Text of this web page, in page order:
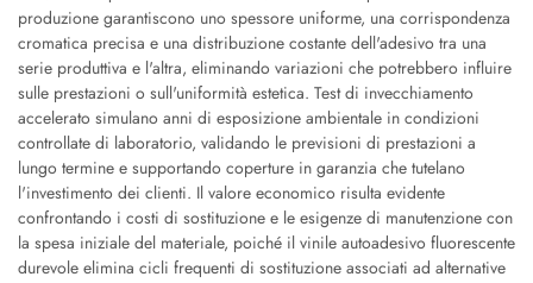
produzione garantiscono uno spessore uniforme, una corrispondenza
cromatica precisa e una distribuzione costante dell'adesivo tra una
serie produttiva e l'altra, eliminando variazioni che potrebbero influire
sulle prestazioni o sull'uniformità estetica. Test di invecchiamento
accelerato simulano anni di esposizione ambientale in condizioni
controllate di laboratorio, validando le previsioni di prestazioni a
lungo termine e supportando coperture in garanzia che tutelano
l'investimento dei clienti. Il valore economico risulta evidente
confrontando i costi di sostituzione e le esigenze di manutenzione con
la spesa iniziale del materiale, poiché il vinile autoadesivo fluorescente
durevole elimina cicli frequenti di sostituzione associati ad alternative